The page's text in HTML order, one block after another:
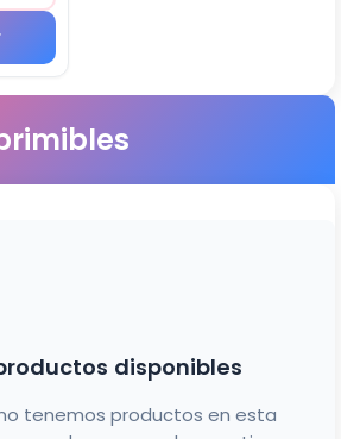
disponibles
tenemos productos en esta